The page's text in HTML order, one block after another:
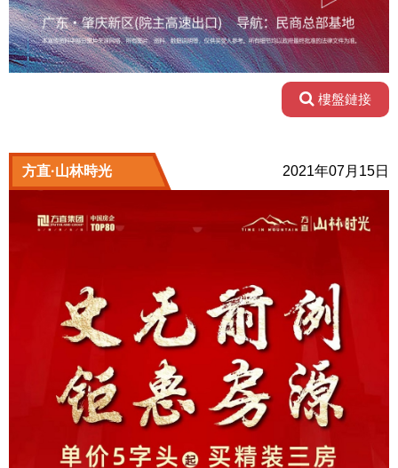
樓盤鏈接
2021年07月15日
方直·山林時光